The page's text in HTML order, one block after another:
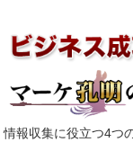
情報収集に役立つ4つ